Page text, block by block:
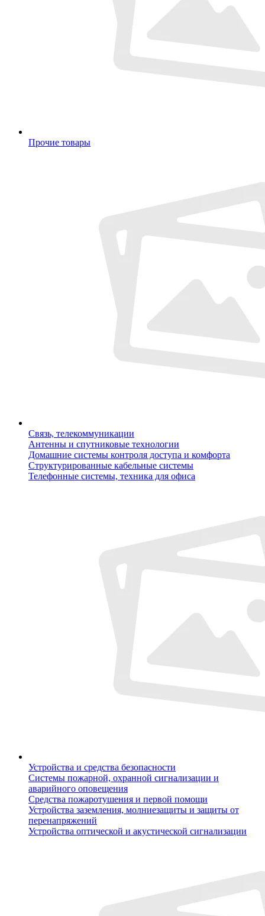
Прочие товары
Связь, телекоммуникации
Антенны и спутниковые технологии
Домашние системы контроля доступа и комфорта
Структурированные кабельные системы
Телефонные системы, техника для офиса
Устройства и средства безопасности
Системы пожарной, охранной сигнализации и
аварийного оповещения
Средства пожаротушения и первой помощи
Устройства заземления, молниезащиты и защиты от
перенапряжений
Устройства оптической и акустической сигнализации